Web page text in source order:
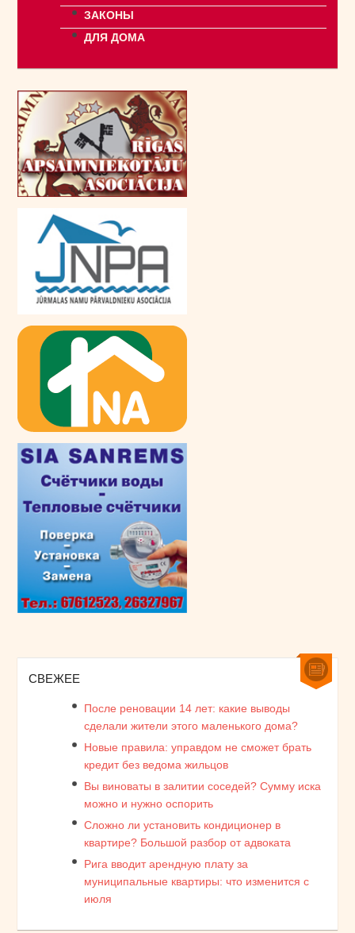
ЗАКОНЫ
ДЛЯ ДОМА
СВЕЖЕЕ
После реновации 14 лет: какие выводы
сделали жители этого маленького дома?
Новые правила: управдом не сможет брать
кредит без ведома жильцов
Вы виноваты в залитии соседей? Сумму иска
можно и нужно оспорить
Сложно ли установить кондиционер в
квартире? Большой разбор от адвоката
Рига вводит арендную плату за
муниципальные квартиры: что изменится с
июля